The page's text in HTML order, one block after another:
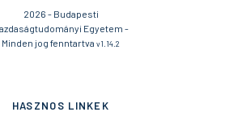
2026 - Budapesti
Egyetem -
Minden jog fenntartva v1.14.2
HASZNOS LINKEK